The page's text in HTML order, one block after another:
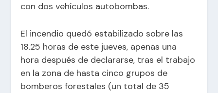
con dos vehículos autobombas.
El incendio quedó estabilizado sobre las
18.25 horas de este jueves, apenas una
hora después de declararse, tras el trabajo
en la zona de hasta cinco grupos de
bomberos forestales (un total de 35